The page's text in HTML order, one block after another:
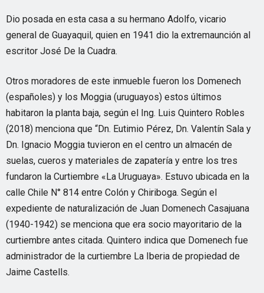
Dio posada en esta casa a su hermano Adolfo, vicario
general de Guayaquil, quien en 1941 dio la extremaunción al
escritor José De la Cuadra.
Otros moradores de este inmueble fueron los Domenech
(españoles) y los Moggia (uruguayos) estos últimos
habitaron la planta baja, según el Ing. Luis Quintero Robles
(2018) menciona que “Dn. Eutimio Pérez, Dn. Valentín Sala y
Dn. Ignacio Moggia tuvieron en el centro un almacén de
suelas, cueros y materiales de zapatería y entre los tres
fundaron la Curtiembre «La Uruguaya». Estuvo ubicada en la
calle Chile N° 814 entre Colón y Chiriboga. Según el
expediente de naturalización de Juan Domenech Casajuana
(1940-1942) se menciona que era socio mayoritario de la
curtiembre antes citada. Quintero indica que Domenech fue
administrador de la curtiembre La Iberia de propiedad de
Jaime Castells.